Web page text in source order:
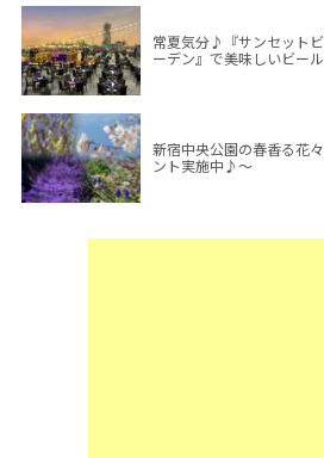
常夏気分♪『サンセット
ーデン』で美味しいビー
新宿中央公園の春香る花
ント実施中♪～